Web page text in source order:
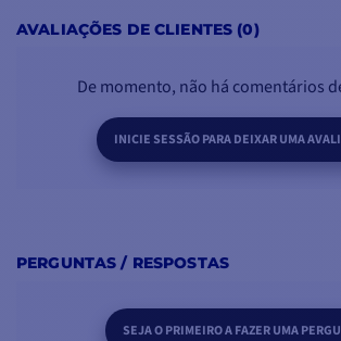
AVALIAÇÕES DE CLIENTES (0)
De momento, não há comentários
INICIE SESSÃO PARA DEIXAR UMA
PERGUNTAS / RESPOSTAS
SEJA O PRIMEIRO A FAZER UMA